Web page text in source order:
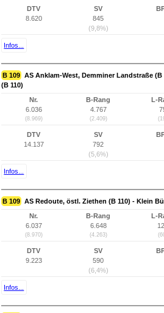
DTV
8.620
SV
845
(9,8%)
Infos...
B 109 AS Anklam-West, Demminer Landstraße
(B 110)
Nr.
6.036
(8.969)
B-Rang
4.767
(2.409)
L-
DTV
14.137
SV
792
(5,6%)
Infos...
B 109 AS Redoute, östl. Ziethen (B 110) - Klein
Nr.
6.037
(8.970)
B-Rang
6.648
(4.263)
L-
DTV
9.223
SV
590
(6,4%)
Infos...